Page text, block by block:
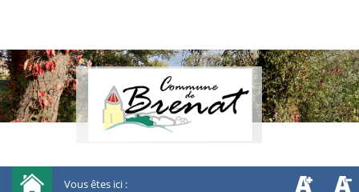
Vous êtes ici :